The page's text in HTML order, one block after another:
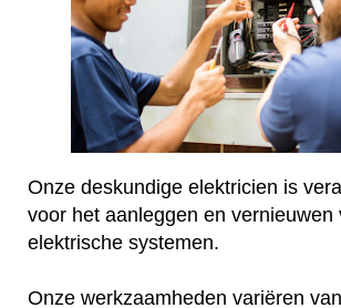
Onze deskundige elektricien is
voor het aanleggen en vernieuwen
elektrische systemen.
Onze werkzaamheden variëren